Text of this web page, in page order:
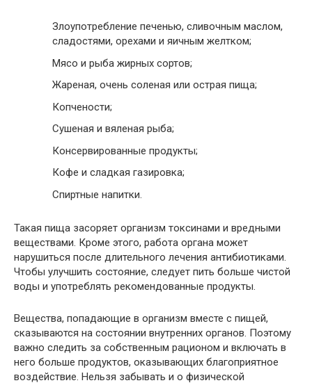
Злоупотребление печенью, сливочным маслом,
сладостями, орехами и яичным желтком;
Мясо и рыба жирных сортов;
Жареная, очень соленая или острая пища;
Копчености;
Сушеная и вяленая рыба;
Консервированные продукты;
Кофе и сладкая газировка;
Спиртные напитки.
Такая пища засоряет организм токсинами и вредными
веществами. Кроме этого, работа органа может
нарушиться после длительного лечения антибиотиками.
Чтобы улучшить состояние, следует пить больше чистой
воды и употреблять рекомендованные продукты.
Вещества, попадающие в организм вместе с пищей,
сказываются на состоянии внутренних органов. Поэтому
важно следить за собственным рационом и включать в
него больше продуктов, оказывающих благоприятное
воздействие. Нельзя забывать и о физической